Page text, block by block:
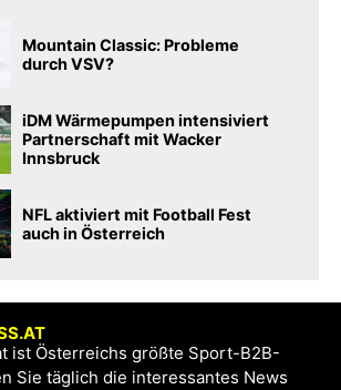
Mountain Classic: Probleme
durch VSV?
iDM Wärmepumpen intensiviert
Partnerschaft mit Wacker
Innsbruck
NFL aktiviert mit Football Fest
auch in Österreich
ist Österreichs größte Sport-B2B-
Sie täglich die interessantes News